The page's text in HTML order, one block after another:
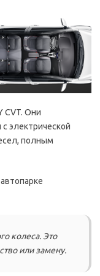
CVT. Они
электрической
полным
колеса. Это
или замену.